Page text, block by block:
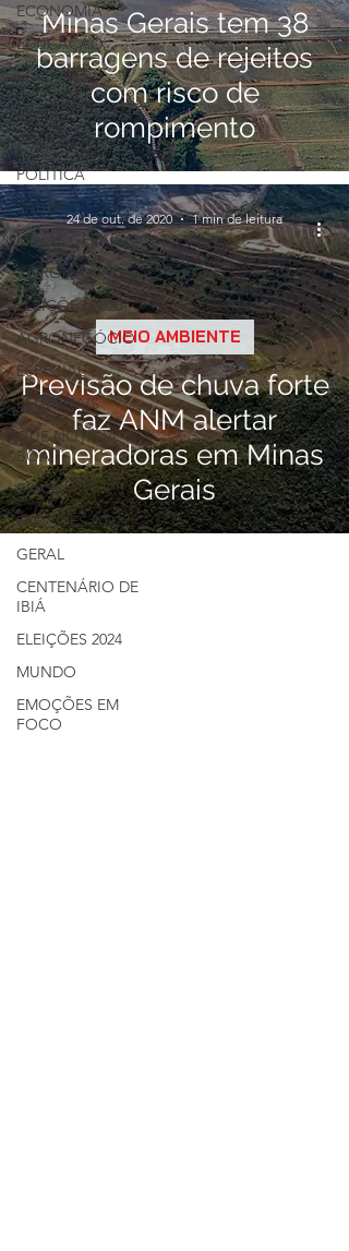
ECONOMIA
EDUCAÇÃO
ESPORTES
MEIO AMBIENTE
POLÍCIA
POLÍTICA
SAÚDE
MINAS GERAIS
CORONAVÍRUS
ELEIÇÕES 2020
AGRONEGÓCIO
ESPECIAL
REGIONAIS
QUE NOTÍCIA
BOA!
BRASIL
ELEIÇÕES 2022
GERAL
CENTENÁRIO DE
IBIÁ
ELEIÇÕES 2024
MUNDO
EMOÇÕES EM
FOCO
Minas Gerais tem 38
barragens de rejeitos
com risco de
rompimento
Previsão de chuva forte
faz ANM alertar
mineradoras em Minas
Gerais
MEIO AMBIENTE
24 de out. de 2020 1 min de leitura